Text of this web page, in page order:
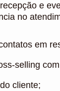
e
no
em
selling
cliente;